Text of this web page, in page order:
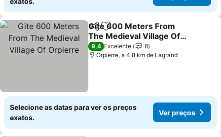
PartilharAdicionar aos favoritos
Gite 600 Meters From
The Medieval Village Of
Orpierre
Ver preços
9,4 Excelente
8
Orpierre, a 4.8 km de Lagrand
Selecione as datas para ver os preços
exatos.
Ver preços